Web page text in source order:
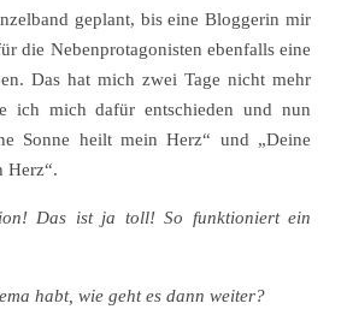
geplant, bis eine Bloggerin mir
die Nebenprotagonisten ebenfalls eine
Das hat mich zwei Tage nicht mehr
ich mich dafür entschieden und nun
Sonne heilt mein Herz“ und „Deine
Herz“.
Das ist ja toll! So funktioniert ein
habt, wie geht es dann weiter?